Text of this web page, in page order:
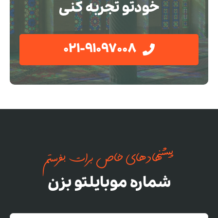
خودتو تجربه کنی
021-91097008
پیشنهادهای خاص برات بفرستم
شماره موبایلتو بزن